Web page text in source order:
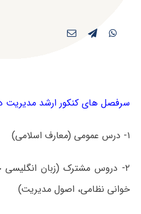
سرفصل های کنکور ارشد مدیریت
۱- درس عمومی (معارف اسلامی)
۲- دروس مشترک (زبان انگلیسی
خوانی نظامی، اصول مدیریت)